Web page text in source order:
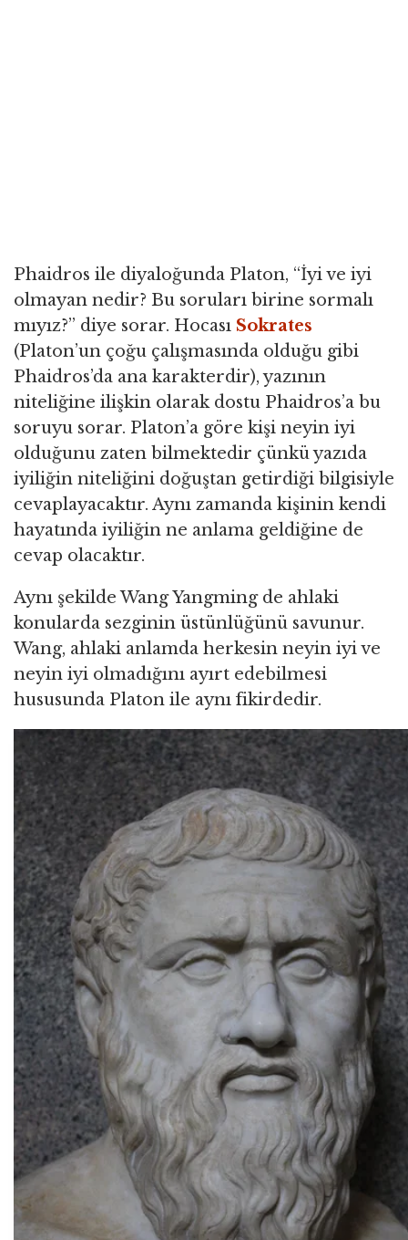
Phaidros ile diyaloğunda Platon, “İyi ve iyi
olmayan nedir? Bu soruları birine sormalı
mıyız?” diye sorar. Hocası Sokrates
(Platon’un çoğu çalışmasında olduğu gibi
Phaidros’da ana karakterdir), yazının
niteliğine ilişkin olarak dostu Phaidros’a bu
soruyu sorar. Platon’a göre kişi neyin iyi
olduğunu zaten bilmektedir çünkü yazıda
iyiliğin niteliğini doğuştan getirdiği bilgisiyle
cevaplayacaktır. Aynı zamanda kişinin kendi
hayatında iyiliğin ne anlama geldiğine de
cevap olacaktır.
Aynı şekilde Wang Yangming de ahlaki
konularda sezginin üstünlüğünü savunur.
Wang, ahlaki anlamda herkesin neyin iyi ve
neyin iyi olmadığını ayırt edebilmesi
hususunda Platon ile aynı fikirdedir.